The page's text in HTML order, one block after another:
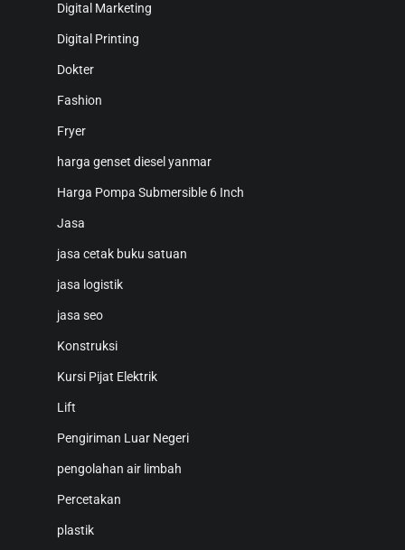
Digital Marketing
Digital Printing
Dokter
Fashion
Fryer
harga genset diesel yanmar
Harga Pompa Submersible 6 Inch
Jasa
jasa cetak buku satuan
jasa logistik
jasa seo
Konstruksi
Kursi Pijat Elektrik
Lift
Pengiriman Luar Negeri
pengolahan air limbah
Percetakan
plastik